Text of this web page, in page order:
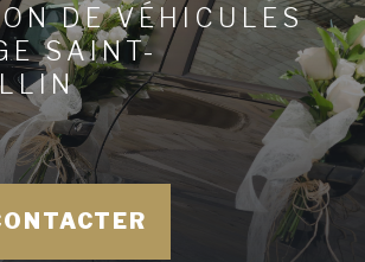
DE VÉHICULES
SAINT-